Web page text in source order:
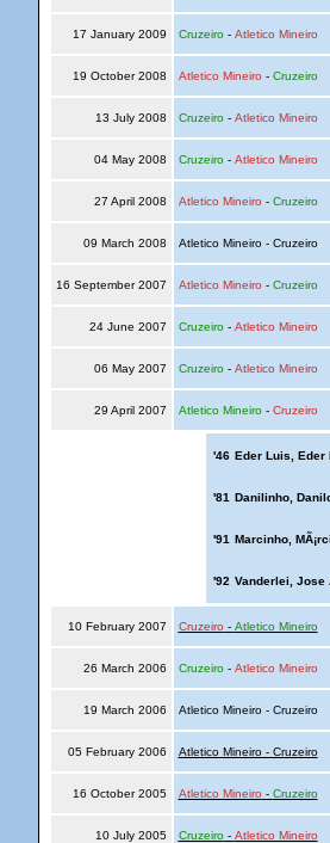
17 January 2009 Cruzeiro- Atletico Mineiro
19 October 2008 Atletico Mineiro - Cruzeiro
13 July 2008 Cruzeiro- Atletico Mineiro
04 May 2008 Cruzeiro- Atletico Mineiro
27 April 2008 Atletico Mineiro - Cruzeiro
09 March 2008 Atletico Mineiro - Cruzeiro
16 September 2007 Atletico Mineiro - Cruzeiro
24 June 2007 Cruzeiro- Atletico Mineiro
06 May 2007 Cruzeiro- Atletico Mineiro
29 April 2007 Atletico Mineiro- Cruzeiro
'46 Eder Luis, Eder
'81 Danilinho,
'91 Marcinho,
'92 Vanderlei, Jose
10 February 2007 Cruzeiro - Atletico Mineiro
26 March 2006 Cruzeiro- Atletico Mineiro
19 March 2006 Atletico Mineiro - Cruzeiro
05 February 2006 Atletico Mineiro - Cruzeiro
16 October 2005 Atletico Mineiro - Cruzeiro
10 July 2005 Cruzeiro- Atletico Mineiro